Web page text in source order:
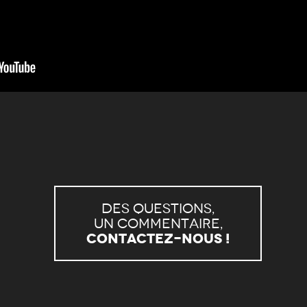
Des questions,
un commentaire,
Contactez-nous !